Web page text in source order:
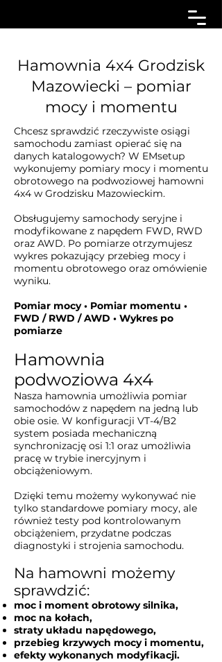
Hamownia 4x4 Grodzisk
Mazowiecki – pomiar
mocy i momentu
Chcesz sprawdzić rzeczywiste osiągi
samochodu zamiast opierać się na
danych katalogowych? W EMsetup
wykonujemy pomiary mocy i momentu
obrotowego na podwoziowej hamowni
4x4 w Grodzisku Mazowieckim.
Obsługujemy samochody seryjne i
modyfikowane z napędem FWD, RWD
oraz AWD. Po pomiarze otrzymujesz
wykres pokazujący przebieg mocy i
momentu obrotowego oraz omówienie
wyniku.
Pomiar mocy • Pomiar momentu •
FWD / RWD / AWD • Wykres po
pomiarze
Hamownia
podwoziowa 4x4
Nasza hamownia umożliwia pomiar
samochodów z napędem na jedną lub
obie osie. W konfiguracji VT-4/B2
system posiada mechaniczną
synchronizację osi 1:1 oraz umożliwia
pracę w trybie inercyjnym i
obciążeniowym.
Dzięki temu możemy wykonywać nie
tylko standardowe pomiary mocy, ale
również testy pod kontrolowanym
obciążeniem, przydatne podczas
diagnostyki i strojenia samochodu.
Na hamowni możemy
sprawdzić:
moc i moment obrotowy silnika,
moc na kołach,
straty układu napędowego,
przebieg krzywych mocy i momentu,
efekty wykonanych modyfikacji.